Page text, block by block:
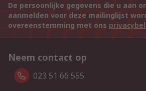
De persoonlijke gegevens die u aan
aanmelden voor deze mailinglijst
overeenstemming met ons
Neem contact op
023 51 66 555